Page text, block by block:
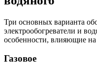
Три основных варианта
электрообогреватели и
особенности, влияющие
Газовое